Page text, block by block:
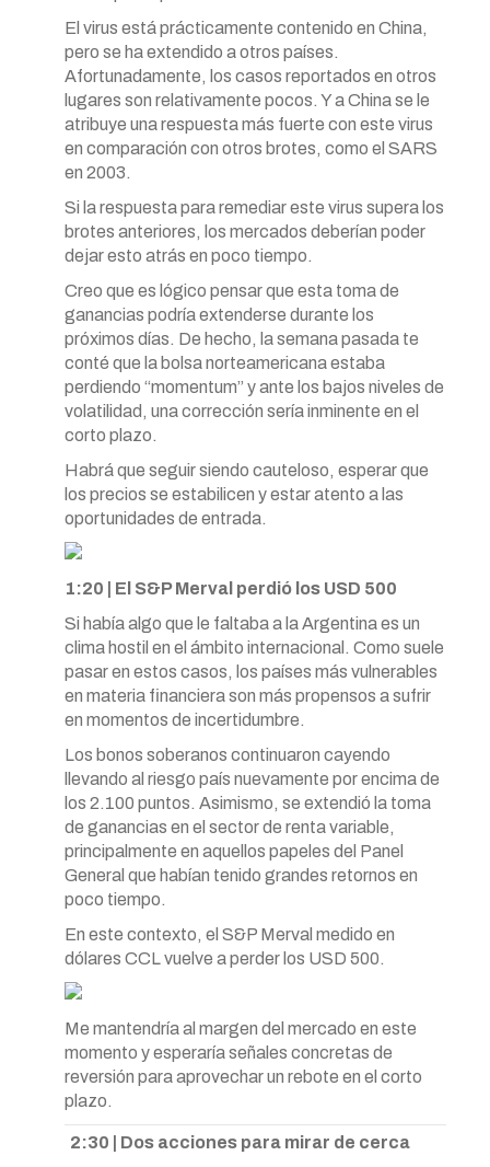
El virus está prácticamente contenido en China,
pero se ha extendido a otros países.
Afortunadamente, los casos reportados en otros
lugares son relativamente pocos. Y a China se le
atribuye una respuesta más fuerte con este virus
en comparación con otros brotes, como el SARS
en 2003.
Si la respuesta para remediar este virus supera los
brotes anteriores, los mercados deberían poder
dejar esto atrás en poco tiempo.
Creo que es lógico pensar que esta toma de
ganancias podría extenderse durante los
próximos días. De hecho, la semana pasada te
conté que la bolsa norteamericana estaba
perdiendo “momentum” y ante los bajos niveles de
volatilidad, una corrección sería inminente en el
corto plazo.
Habrá que seguir siendo cauteloso, esperar que
los precios se estabilicen y estar atento a las
oportunidades de entrada.
1:20 | El S&P Merval perdió los USD 500
Si había algo que le faltaba a la Argentina es un
clima hostil en el ámbito internacional. Como suele
pasar en estos casos, los países más vulnerables
en materia financiera son más propensos a sufrir
en momentos de incertidumbre.
Los bonos soberanos continuaron cayendo
llevando al riesgo país nuevamente por encima de
los 2.100 puntos. Asimismo, se extendió la toma
de ganancias en el sector de renta variable,
principalmente en aquellos papeles del Panel
General que habían tenido grandes retornos en
poco tiempo.
En este contexto, el S&P Merval medido en
dólares CCL vuelve a perder los USD 500.
Me mantendría al margen del mercado en este
momento y esperaría señales concretas de
reversión para aprovechar un rebote en el corto
plazo.
2:30 | Dos acciones para mirar de cerca